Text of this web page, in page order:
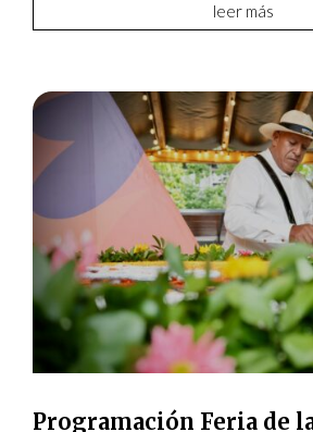
leer más
Programación Feria de